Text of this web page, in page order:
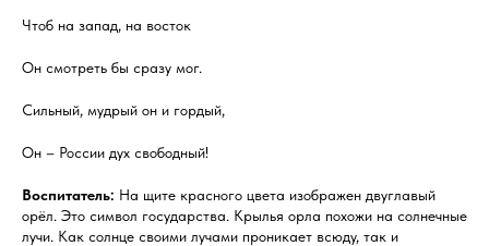
Чтоб на запад, на восток
Он смотреть бы сразу мог.
Сильный, мудрый он и гордый,
Он – России дух свободный!
Воспитатель: На щите красного цвета изображен двуглавый
орёл. Это символ государства. Крылья орла похожи на солнечные
лучи. Как солнце своими лучами проникает всюду, так и